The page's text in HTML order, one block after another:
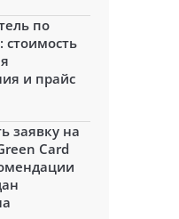
по
стоимость
и прайс
заявку на
Card